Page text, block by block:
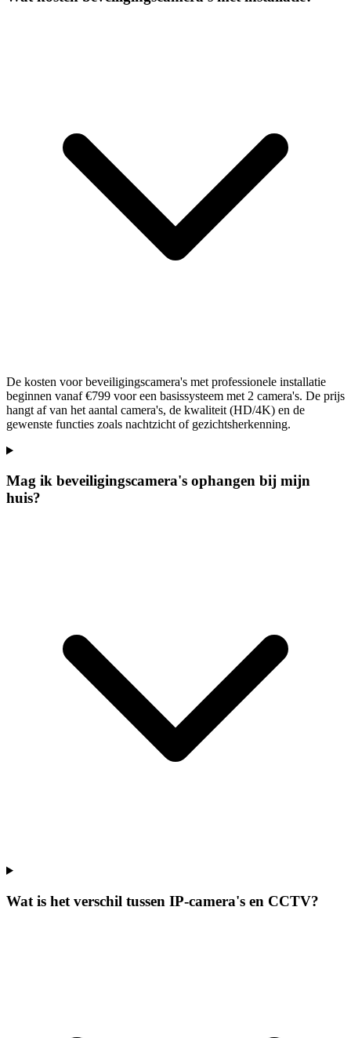
De kosten voor beveiligingscamera's met professionele installatie
beginnen vanaf €799 voor een basissysteem met 2 camera's. De prijs
hangt af van het aantal camera's, de kwaliteit (HD/4K) en de
gewenste functies zoals nachtzicht of gezichtsherkenning.
Mag ik beveiligingscamera's ophangen bij mijn
huis?
Wat is het verschil tussen IP-camera's en CCTV?